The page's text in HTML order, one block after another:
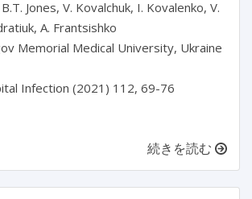
Jones, V. Kovalchuk, I. Kovalenko, V.
A. Frantsishko
Memorial Medical University, Ukraine
Infection (2021) 112, 69-76
続きを読む